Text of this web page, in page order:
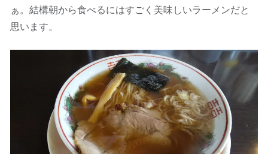
ぁ。結構朝から食べるにはすごく美味しいラーメンだと
思います。